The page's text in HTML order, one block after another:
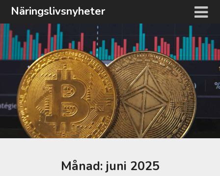
Hoppa
innehåll
Näringslivsnyheter
Månad: juni 2025